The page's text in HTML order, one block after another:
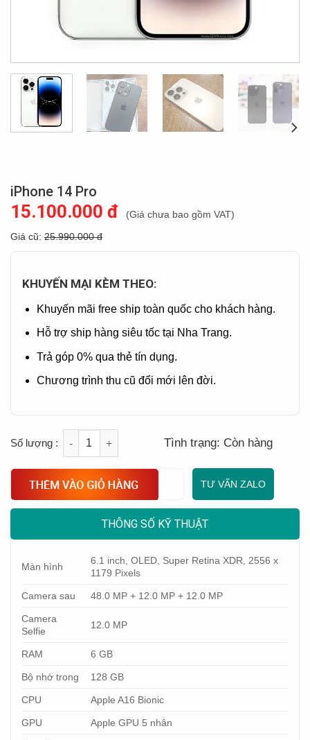
iPhone 14 Pro
15.100.000 đ
(Giá chưa bao gồm VAT)
Giá cũ: 25.990.000 đ
KHUYẾN MẠI KÈM THEO:
Khuyến mãi free ship toàn quốc cho khách hàng.
Hỗ trợ ship hàng siêu tốc tại Nha Trang.
Trả góp 0% qua thẻ tín dụng.
Chương trình thu cũ đổi mới lên đời.
Quantity
Tình trạng: Còn hàng
TƯ VẤN ZALO
THÔNG SỐ KỸ THUẬT
Màn hình
6.1 inch, OLED, Super Retina XDR, 2556 x
1179 Pixels
Camera sau 48.0 MP + 12.0 MP + 12.0 MP
Camera
Selfie
12.0 MP
RAM 6 GB
Bộ nhớ trong 128 GB
CPU Apple A16 Bionic
GPU Apple GPU 5 nhân